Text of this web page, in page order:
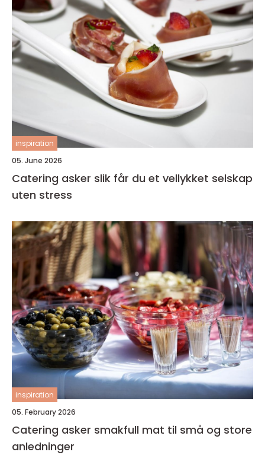
inspiration
05. June 2026
Catering asker slik får du et vellykket selskap
uten stress
inspiration
05. February 2026
Catering asker smakfull mat til små og store
anledninger